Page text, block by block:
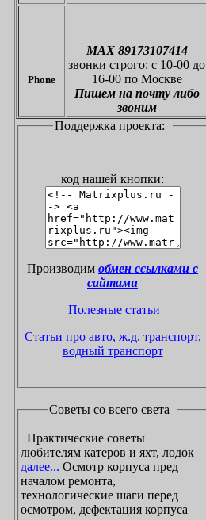
Phone
МАХ 89173107414
звонки строго: с 10-00 до
16-00 по Москве
Пишем на почту либо
звоним
Поддержка проекта:
код нашей кнопки:
Производим обмен ссылками с
сайтами
Полезные статьи
Статьи про авто, ж.д. транспорт,
водный транспорт
Советы со всего света
Практические советы
любителям катеров и яхт, лодок
далее... Осмотр корпуса пред
началом ремонта,
технологические шаги перед
осмотром, дефектация корпуса